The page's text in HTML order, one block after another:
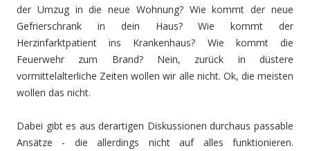
der Umzug in die neue Wohnung? Wie kommt der neue
Gefrierschrank in dein Haus? Wie kommt der
Herzinfarktpatient ins Krankenhaus? Wie kommt die
Feuerwehr zum Brand? Nein, zurück in düstere
vormittelalterliche Zeiten wollen wir alle nicht. Ok, die meisten
wollen das nicht.
Dabei gibt es aus derartigen Diskussionen durchaus passable
Ansätze - die allerdings nicht auf alles funktionieren.